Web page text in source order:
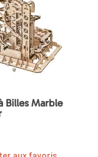
Billes Marble